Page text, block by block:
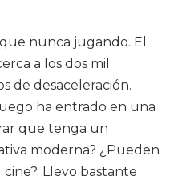
nunca jugando. El
a los dos mil
de desaceleración.
ha entrado en una
que tenga un
moderna? ¿Pueden
cine?. Llevo bastante